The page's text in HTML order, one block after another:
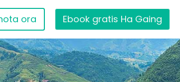
ora Ebook gratis Ha Gaing